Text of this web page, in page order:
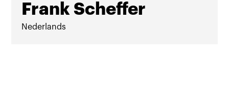
Frank Scheffer
Nederlands